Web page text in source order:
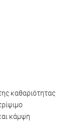
καθαριότητας
κάμψη